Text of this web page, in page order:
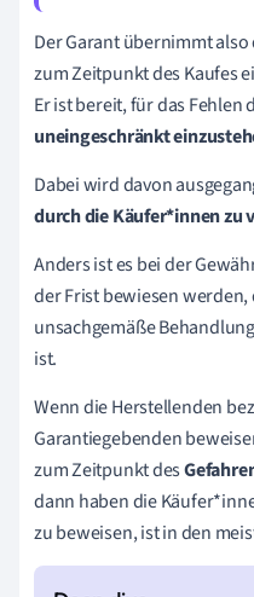
Der Garant übernimmt
zum Zeitpunkt des Kaufes
Er ist bereit, für das Fehlen
uneingeschränkt
Dabei wird davon
durch dieKäufer*innenzu
Anders ist es bei der
der Frist bewiesen
unsachgemäße
ist.
Wenn dieHerstellenden
Garantiegebenden
zum Zeitpunkt des
dann haben die
zu beweisen, ist in den